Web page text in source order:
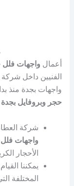
أعمال واجهات فلل
الفنيين داخل
واجهات بجدة منذ
حجر وبروفايل بجدة
شركة
واجهات
الأحجار
يمكننا
المختلفة